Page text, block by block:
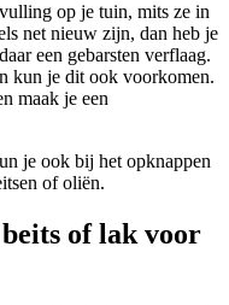
op je tuin, mits ze in
net nieuw zijn, dan heb je
een gebarsten verflaag.
kun je dit ook voorkomen.
maak je een
je ook bij het opknappen
of oliën.
of lak voor